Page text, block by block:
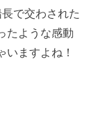
で交わされた
たような感動
ますよね！